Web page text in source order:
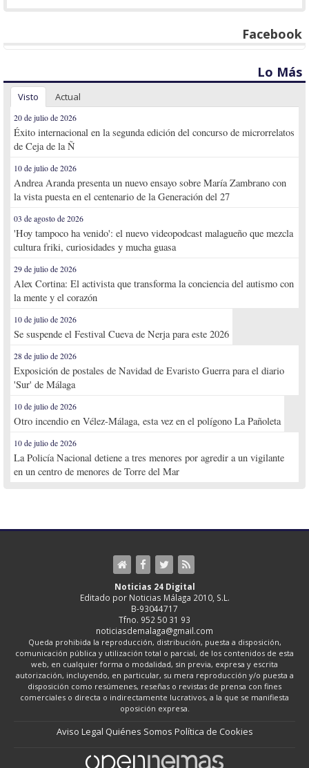
Facebook
Lo Más
Visto Actual
20 de julio de 2026
Éxito internacional en la segunda edición del concurso de microrrelatos
de Ceja de la Ñ
10 de julio de 2026
Andrea Aranda presenta un nuevo ensayo sobre María Zambrano con
la vista puesta en el centenario de la Generación del 27
03 de agosto de 2026
'Hoy tampoco ha venido': el nuevo videopodcast malagueño que mezcla
cultura friki, curiosidades y mucha guasa
29 de julio de 2026
Alex Cortina: El activista que transforma la conciencia del autismo con
la mente y el corazón
10 de julio de 2026
Se suspende el Festival Cueva de Nerja para este 2026
28 de julio de 2026
Exposición de postales de Navidad de Evaristo Guerra para el diario
'Sur' de Málaga
10 de julio de 2026
Otro incendio en Vélez-Málaga, esta vez en el polígono La Pañoleta
10 de julio de 2026
La Policía Nacional detiene a tres menores por agredir a un vigilante
en un centro de menores de Torre del Mar
Noticias 24 Digital
Editado por Noticias Málaga 2010, S.L.
B-93044717
Tfno. 952 50 31 93
noticiasdemalaga@gmail.com
Queda prohibida la reproducción, distribución, puesta a disposición,
comunicación pública y utilización total o parcial, de los contenidos de esta
web, en cualquier forma o modalidad, sin previa, expresa y escrita
autorización, incluyendo, en particular, su mera reproducción y/o puesta a
disposición como resúmenes, reseñas o revistas de prensa con fines
comerciales o directa o indirectamente lucrativos, a la que se manifiesta
oposición expresa.
Aviso Legal Quiénes Somos Política de Cookies